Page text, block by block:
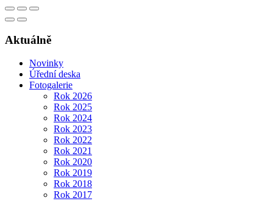
Aktuálně
Novinky
Úřední deska
Fotogalerie
Rok 2026
Rok 2025
Rok 2024
Rok 2023
Rok 2022
Rok 2021
Rok 2020
Rok 2019
Rok 2018
Rok 2017